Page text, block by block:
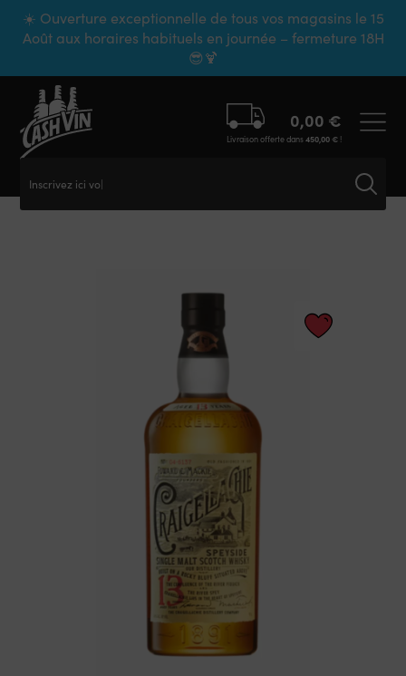
☀️ Ouverture exceptionnelle de tous vos magasins le 15
Août aux horaires habituels en journée – fermeture 18H
😎🍹
Inscrivez ici votre
0,00 €
Livraison offerte dans450,00 €!
Panneau de gestion des cookies